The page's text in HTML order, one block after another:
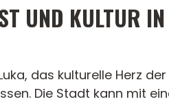
UND KULTUR
das kulturelle Herz
Die Stadt kann mit